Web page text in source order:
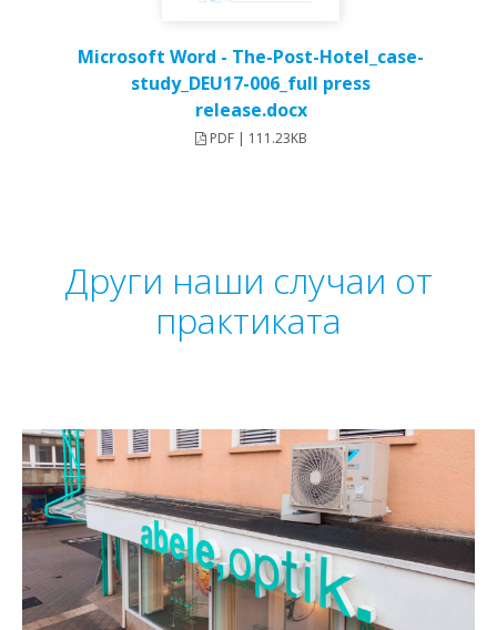
Microsoft Word - The-Post-Hotel_case-
study_DEU17-006_full press
release.docx
PDF | 111.23KB
Други наши случаи от
практиката